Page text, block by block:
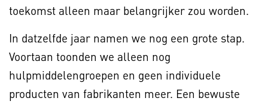
toekomst alleen maar belangrijker zou worden.
In datzelfde jaar namen we nog een grote stap.
Voortaan toonden we alleen nog
hulpmiddelengroepen en geen individuele
producten van fabrikanten meer. Een bewuste